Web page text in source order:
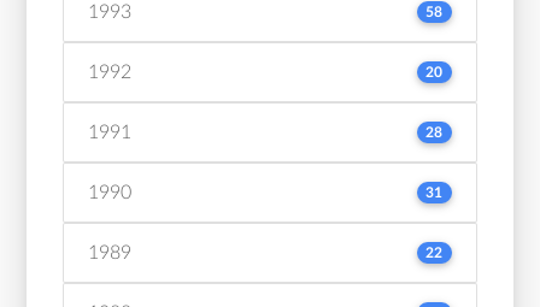
1993 58
1992 20
1991 28
1990 31
1989 22